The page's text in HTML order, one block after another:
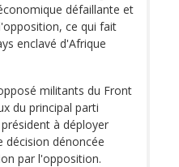
défaillante et
ce qui fait
enclavé d'Afrique
militants du Front
du principal parti
à déployer
décision dénoncée
par l'opposition.